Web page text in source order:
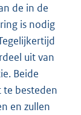
de in de
is nodig
uit van
Beide
te besteden
en zullen